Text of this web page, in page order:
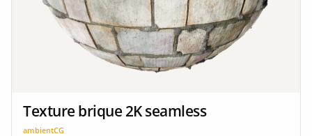
Texture brique 2K seamless
ambientCG